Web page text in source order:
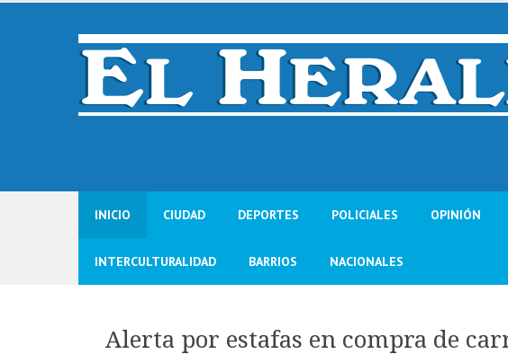
Skip
INICIO CIUDAD DEPORTES POLICIALES OPINIÓN
INTERCULTURALIDAD BARRIOS NACIONALES
Alerta por estafas en compra de